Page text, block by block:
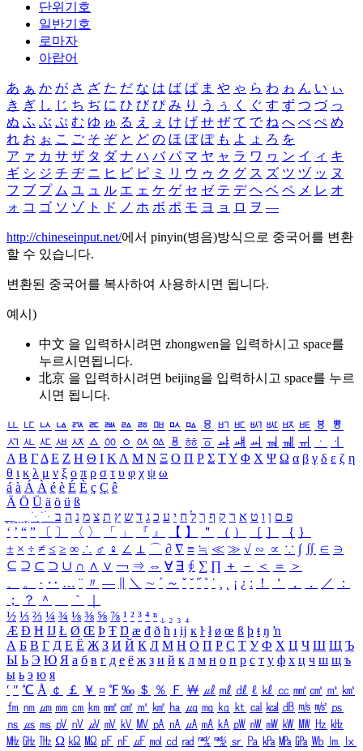
단위기호
일반기호
로마자
아랍어
あ ぁ か が さ ざ た だ な は ば ぱ ま や ゃ ら わ ゎ ん い ぃ
き ぎ し じ ち ぢ に ひ び ぴ み り う ぅ く ぐ す ず つ づ っ
ぬ ふ ぶ ぷ む ゆ ゅ る え ぇ け げ せ ぜ て で ね へ べ ぺ め
れ お ぉ こ ご そ ぞ と ど の ほ ぼ ぽ も よ ょ ろ を
ア ァ カ サ ザ タ ダ ナ ハ バ パ マ ヤ ャ ラ ワ ヮ ン イ ィ キ
ギ シ ジ チ ヂ ニ ヒ ビ ピ ミ リ ウ ゥ ク グ ス ズ ツ ヅ ッ ヌ
フ ブ プ ム ユ ュ ル エ ェ ケ ゲ セ ゼ テ デ ヘ ベ ペ メ レ オ
ォ コ ゴ ソ ゾ ト ド ノ ホ ボ ポ モ ヨ ョ ロ ヲ ―
http://chineseinput.net/에서 pinyin(병음)방식으로 중국어를 변환
할 수 있습니다.
변환된 중국어를 복사하여 사용하시면 됩니다.
예시)
中文 을 입력하시려면 zhongwen을 입력하시고 space를
누르시면됩니다.
北京 을 입력하시려면 beijing을 입력하시고 space를 누르
시면 됩니다.
ㅥ ㅦ ㅧ ㅨ ㅩ ㅪ ㅫ ㅬ ㅭ ㅮ ㅯ ㅰ ㅱ ㅲ ㅳ ㅴ ㅵ ㅶ ㅷ ㅸ
ㅹ
ㅺ ㅻ ㅼ ㅽ ㅾ ㅿ ㆀ ㆁ ㆂ ㆃ ㆄ ㆅ ㆆ ㆇ ㆈ ㆉ ㆊ ㆋ ㆌ ㆍ
ㆎ
Α Β ΓΔ Ε Ζ Η Θ Ι ΚΛ Μ Ν Ξ Ο Π Ρ Σ ΤΥ Φ Χ Ψ Ω α β γ δ ε ζ η
θ ι κ λ μ ν ξ ο π ρ σ τ υ φ χ ψ ω
á à Á À é è É È ç Ç ê
Ä Ö Ü ä ö ü ß
ִֶֹ ֻּ ׁׂ פ ם ן ו ט א ר ק ף ך ל ח י ע כ ג ד ש ץ ת צ מ נ ה ב
‘ ’ “ ” 〔 〕 〈 〉 「 」 『 』 【 】 ＂ （ ） ［ ］ ｛ ｝
± × ÷ ≠ ≤ ≥ ∞ ∴ ♂ ♀ ∠ ⊥ ⌒ ∂ ∇ ≡ ≒ ≪ ≫ √ ∽ ∝ ∵ ∫ ∬ ∈ ∋
⊆ ⊇ ⊂ ⊃ ∪ ∩ ∧ ∨ ￢ ⇒ ⇔ ∀ ∃ ∮ ∑ ∏ ＋ － ＜ ＝
＞
、
。 · ‥ … ¨ 〃 ― ＼ ∼ ´ ～ ˇ ˘ ˝ ˚ ˙ ¸ ¡ ¿ ː ！ ＇ ， ． ／
：
；
？ ＾ ｀
½ ⅓ ⅔ ¼ ¾ ⅛ ⅜ ⅝ ⅞ ¹ ² ³ ⁴ ⁿ ₁ ₂ ₃ ₄
Æ Ð Ħ Ĳ Ł Ø Œ Þ Ŧ Ŋ æ đ ð ħ ı ĳ ĸ ŀ ł ø œ ß þ ŧ ŋ ŉ
А Б В Г Д Е Ё Ж З И Й К Л М Н О П Р С Т У Ф Х Ц Ч Ш Щ Ъ
Ы Ь Э Ю Я а б в г д е ё ж з и й к л м н о п р с т у ф х ц ч ш щ ъ
ы ь э ю я
′ ″ ℃ Å ￠ ￡ ￥ ¤ ℉ ‰ ＄ ％ Ｆ ￦ ㎕ ㎖ ㎗ ℓ ㎘ ㏄ ㎣ ㎤ ㎥ ㎦
㎙ ㎚ ㎛ ㎜ ㎝ ㎞ ㎟ ㎠ ㎡ ㎢ ㏊ ㎍ ㎎ ㎏ ㏏ ㎈ ㎉ ㏈ ㎧ ㎨ ㎰
㎱ ㎲ ㎳ ㎴ ㎵ ㎶ ㎷ ㎸ ㎹ ㎀ ㎁ ㎂ ㎃ ㎄ ㎺ ㎻ ㎽ ㎾ ㎿ ㎐ ㎑
㎒ ㎓ ㎔ Ω ㏀ ㏁ ㎊ ㎋ ㎌ ㏖ ㏅ ㎭ ㎮ ㎯ ㏛ ㎩ ㎪ ㎫ ㎬ ㏝ ㏐
㏓